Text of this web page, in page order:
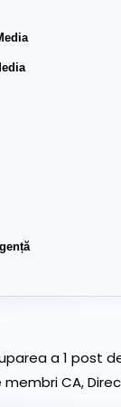
a 1 post
CA,